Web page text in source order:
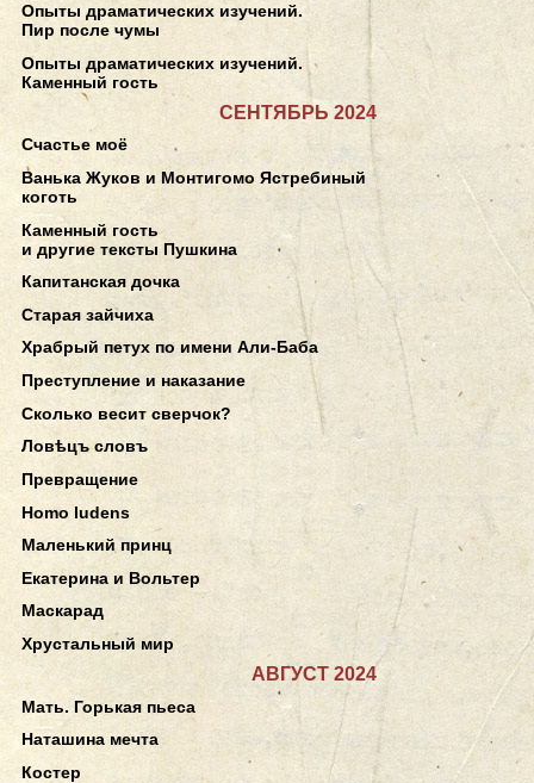
Опыты драматических изучений.
Пир после чумы
Опыты драматических изучений.
Каменный гость
СЕНТЯБРЬ 2024
Счастье моё
Ванька Жуков и Монтигомо Ястребиный
коготь
Каменный гость
и другие тексты Пушкина
Капитанская дочка
Старая зайчиха
Храбрый петух по имени Али-Баба
Преступление и наказание
Сколько весит сверчок?
Ловѣцъ словъ
Превращение
Homo ludens
Маленький принц
Екатерина и Вольтер
Маскарад
Хрустальный мир
АВГУСТ 2024
Мать. Горькая пьеса
Наташина мечта
Костер